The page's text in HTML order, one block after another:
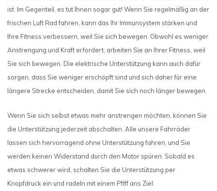
ist. Im Gegenteil, es tut Ihnen sogar gut! Wenn Sie regelmäßig an der
frischen Luft Rad fahren, kann das Ihr Immunsystem stärken und
Ihre Fitness verbessern, weil Sie sich bewegen. Obwohl es weniger
Anstrengung und Kraft erfordert, arbeiten Sie an Ihrer Fitness, weil
Sie sich bewegen. Die elektrische Unterstützung kann auch dafür
sorgen, dass Sie weniger erschöpft sind und sich daher für eine
längere Strecke entscheiden, damit Sie sich noch länger bewegen.
Wenn Sie sich selbst etwas mehr anstrengen möchten, können Sie
die Unterstützung jederzeit abschalten. Alle unsere Fahrräder
lassen sich hervorragend ohne Unterstützung fahren, und Sie
werden keinen Widerstand durch den Motor spüren. Sobald es
etwas schwerer wird, schalten Sie die Unterstützung per
Knopfdruck ein und radeln mit einem Pfiff ans Ziel.